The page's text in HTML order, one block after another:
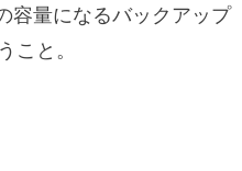
容量になるバックアップ
こと。